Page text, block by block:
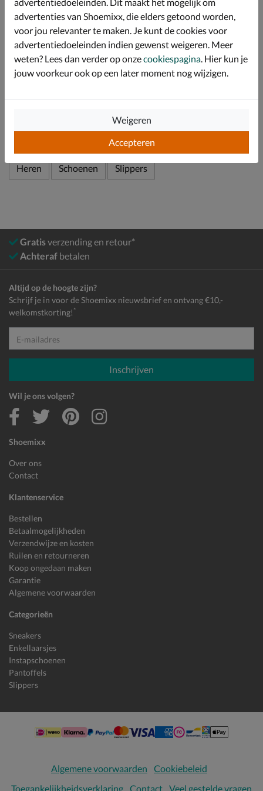
Afgewerkt met een flexibele rubberen loopzool die de
bewegingen van de voet volgt en voor goede grip zorgt
bij iedere stap.
Bekijk meer
Heren Schoenen Slippers
Gratisverzending en retour*
Achteraf betalen
Shoemixx
Over ons
Contact
Klantenservice
Bestellen
Betaalmogelijkheden
Verzendwijze en kosten
Ruilen en retourneren
Koop ongedaan maken
Garantie
Algemene voorwaarden
Categorieën
Sneakers
Enkellaarsjes
Instapschoenen
Pantoffels
Slippers
Altijd op de hoogte zijn?
Schrijf je in voor de Shoemixx nieuwsbrief en ontvang €10,-
welkomstkorting! *
E-mailadres
Inschrijven
Wil je ons volgen?
Algemene voorwaarden
Cookiebeleid
Toegankelijkheidsverklaring Contact Veel gestelde vragen
advertenties van Shoemixx, die elders getoond worden,
voor jou relevanter te maken. Je kunt de cookies voor
advertentiedoeleinden indien gewenst weigeren. Meer
weten? Lees dan verder op onzecookiespagina . Hier kun je
jouw voorkeur ook op een later moment nog wijzigen.
Accepteren
Weigeren